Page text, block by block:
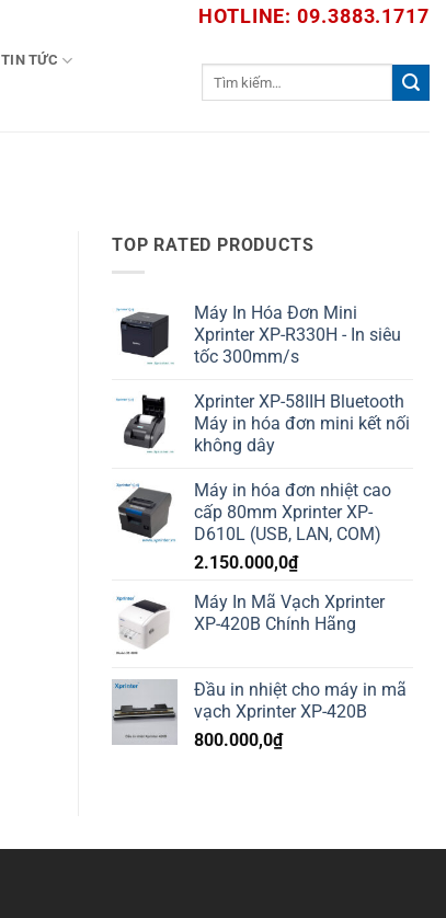
HOTLINE: 09.3883.1717
TIN TỨC
TOP RATED PRODUCTS
Máy In Hóa Đơn Mini
Xprinter XP-R330H - In siêu
tốc 300mm/s
Xprinter XP-58IIH Bluetooth
Máy in hóa đơn mini kết nối
không dây
Máy in hóa đơn nhiệt cao
cấp 80mm Xprinter XP-
D610L (USB, LAN, COM)
2.150.000,0₫
Máy In Mã Vạch Xprinter
XP-420B Chính Hãng
Đầu in nhiệt cho máy in mã
vạch Xprinter XP-420B
800.000,0₫